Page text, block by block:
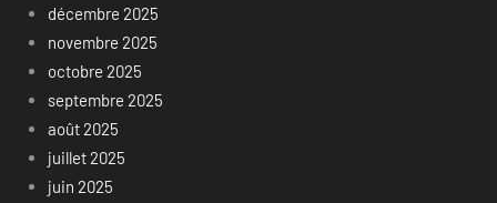
décembre 2025
novembre 2025
octobre 2025
septembre 2025
août 2025
juillet 2025
juin 2025